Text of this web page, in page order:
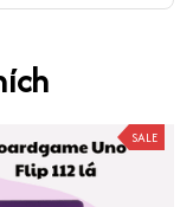
SALE